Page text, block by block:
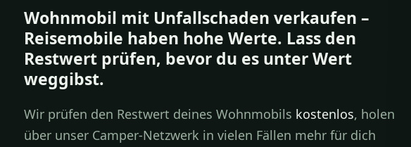
Wohnmobil mit Unfallschaden verkaufen –
Reisemobile haben hohe Werte. Lass den
Restwert prüfen, bevor du es unter Wert
weggibst.
Wir prüfen den Restwert deines Wohnmobils kostenlos, holen
über unser Camper-Netzwerk in vielen Fällen mehr für dich